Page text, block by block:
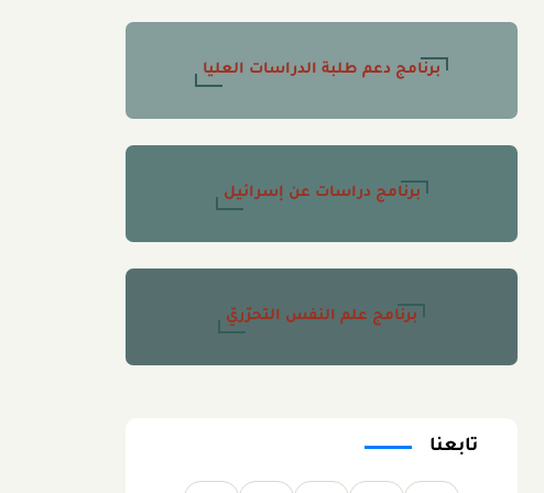
برنامج دعم طلبة الدراسات العليا
برنامج دراسات عن إسرائيل
برنامج علم النفس التحرّريّ
تابعنا